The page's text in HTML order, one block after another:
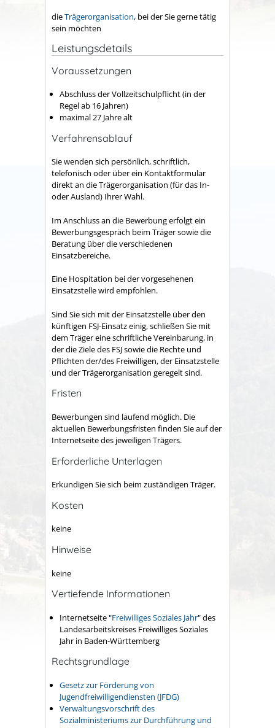
dieTrägerorganisation, bei der Sie gerne tätig
sein möchten
Leistungsdetails
Voraussetzungen
Abschluss der Vollzeitschulpflicht (in der
Regel ab 16 Jahren)
maximal 27 Jahre alt
Verfahrensablauf
Sie wenden sich persönlich, schriftlich,
telefonisch oder über ein Kontaktformular
direkt an die Trägerorganisation (für das In-
oder Ausland) Ihrer Wahl.
Im Anschluss an die Bewerbung erfolgt ein
Bewerbungsgespräch beim Träger sowie die
Beratung über dieverschiedenen
Einsatzbereiche.
Eine Hospitation bei der vorgesehenen
Einsatzstelle wird empfohlen.
Sind Sie sich mit der Einsatzstelle über den
künftigen FSJ-Einsatz einig, schließen Sie mit
dem Träger eine schriftliche Vereinbarung, in
der die Ziele des FSJ sowie die Rechte und
Pflichten der/des Freiwilligen, der Einsatzstelle
und der Trägerorganisation geregelt sind.
Fristen
Bewerbungen sind laufend möglich. Die
aktuellen Bewerbungsfristen finden Sie auf der
Internetseite des jeweiligen Trägers.
Erforderliche Unterlagen
Erkundigen Sie sich beim zuständigen Träger.
Kosten
keine
Hinweise
keine
Vertiefende Informationen
Internetseite "Freiwilliges Soziales Jahr" des
Landesarbeitskreises Freiwilliges Soziales
Jahr in Baden-Württemberg
Rechtsgrundlage
Gesetz zur Förderung von
Jugendfreiwilligendiensten (JFDG)
Verwaltungsvorschrift des
Sozialministeriums zur Durchführung und